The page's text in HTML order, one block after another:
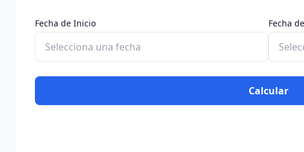
Fecha de Inicio Fecha
Calcular